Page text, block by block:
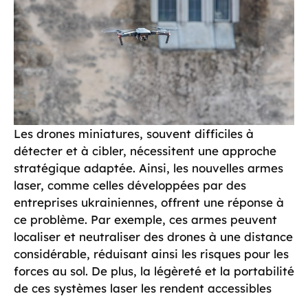
Les drones miniatures, souvent difficiles à
détecter et à cibler, nécessitent une approche
stratégique adaptée. Ainsi, les nouvelles armes
laser, comme celles développées par des
entreprises ukrainiennes, offrent une réponse à
ce problème. Par exemple, ces armes peuvent
localiser et neutraliser des drones à une distance
considérable, réduisant ainsi les risques pour les
forces au sol. De plus, la légèreté et la portabilité
de ces systèmes laser les rendent accessibles